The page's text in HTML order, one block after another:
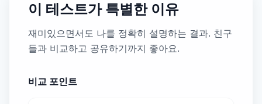
이 테스트가 특별한 이유
재미있으면서도 나를 정확히 설명하는 결과. 친구
들과 비교하고 공유하기까지 좋아요.
비교 포인트